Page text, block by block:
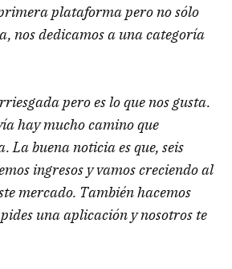
plataforma pero no sólo
nos dedicamos a una categoría
pero es lo que nos gusta.
hay mucho camino que
buena noticia es que, seis
ingresos y vamos creciendo al
mercado. También hacemos
una aplicación y nosotros te